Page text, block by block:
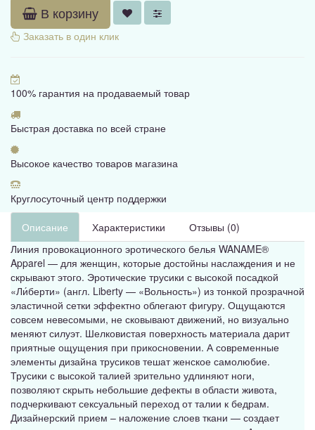
В корзину
Заказать в один клик
100% гарантия на продаваемый товар
Быстрая доставка по всей стране
Высокое качество товаров магазина
Круглосуточный центр поддержки
Описание Характеристики
Отзывы (0)
Линия провокационного эротического белья WANAME®
Apparel — для женщин, которые достойны наслаждения и не
скрывают этого. Эротические трусики с высокой посадкой
«Ли́берти» (англ. Liberty — «Вольность») из тонкой прозрачной
эластичной сетки эффектно облегают фигуру. Ощущаются
совсем невесомыми, не сковывают движений, но визуально
меняют силуэт. Шелковистая поверхность материала дарит
приятные ощущения при прикосновении. А современные
элементы дизайна трусиков тешат женское самолюбие.
Трусики с высокой талией зрительно удлиняют ноги,
позволяют скрыть небольшие дефекты в области живота,
подчеркивают сексуальный переход от талии к бедрам.
Дизайнерский прием – наложение слоев ткани — создает